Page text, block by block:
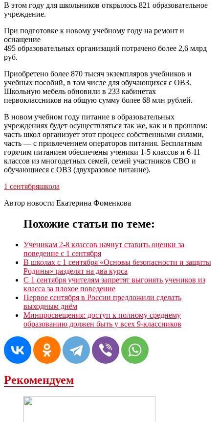
В этом году для школьников открылось 821 образовательное
учреждение.
При подготовке к новому учебному году на ремонт и
оснащение
495 образовательных организаций потрачено более 2,6 млрд
руб.
Приобретено более 870 тысяч экземпляров учебников и
учебных пособий, в том числе для обучающихся с ОВЗ.
Школьную мебель обновили в 233 кабинетах
первоклассников на общую сумму более 68 млн рублей.
В новом учебном году питание в образовательных
учреждениях будет осуществляться так же, как и в прошлом:
часть школ организует этот процесс собственными силами,
часть — с привлечением операторов питания. Бесплатным
горячим питанием обеспечены ученики 1-5 классов и 6-11
классов из многодетных семей, семей участников СВО и
обучающиеся с ОВЗ (двухразовое питание).
1 сентябряшкола
Автор новости Екатерина Фоменкова
Похожие статьи по теме:
Ученикам 2-8 классов начнут ставить оценки за
поведение с 1 сентября
В школах с 1 сентября «Основы безопасности и защиты
Родины» разделят на два курса
С 1 сентября учителям запретят выгонять учеников из
класса за плохое поведение
Первое сентября в России предложили сделать
выходным днём
Минпросвещения: доступ к полному среднему
образованию должен быть у всех 9-классников
Рекомендуем